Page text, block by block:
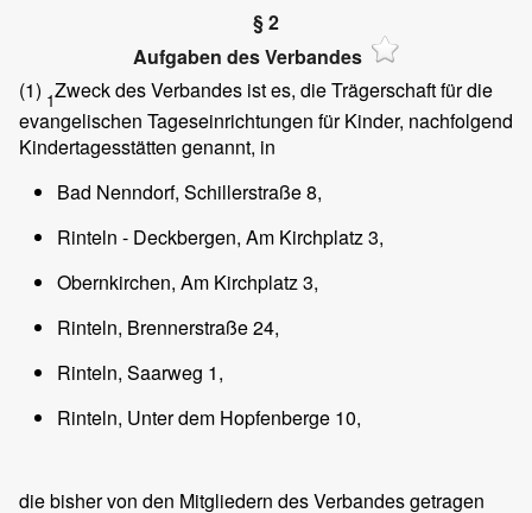
§ 2
Aufgaben des Verbandes
(1) 1Zweck des Verbandes ist es, die Trägerschaft für die
evangelischen Tageseinrichtungen für Kinder, nachfolgend
Kindertagesstätten genannt, in
Bad Nenndorf, Schillerstraße 8,
Rinteln - Deckbergen, Am Kirchplatz 3,
Obernkirchen, Am Kirchplatz 3,
Rinteln, Brennerstraße 24,
Rinteln, Saarweg 1,
Rinteln, Unter dem Hopfenberge 10,
die bisher von den Mitgliedern des Verbandes getragen